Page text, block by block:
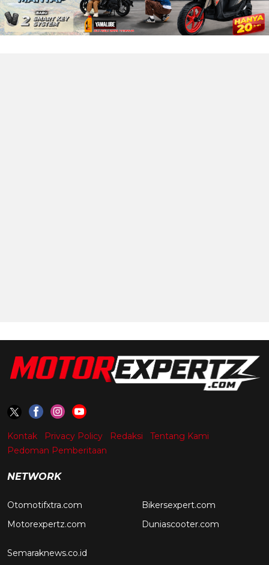
Kontak Privacy Policy Redaksi
Tentang Kami
Pedoman Pemberitaan
NETWORK
Otomotifxtra.com
Motorexpertz.com
Bikersexpert.com
Duniascooter.com
Semaraknews.co.id